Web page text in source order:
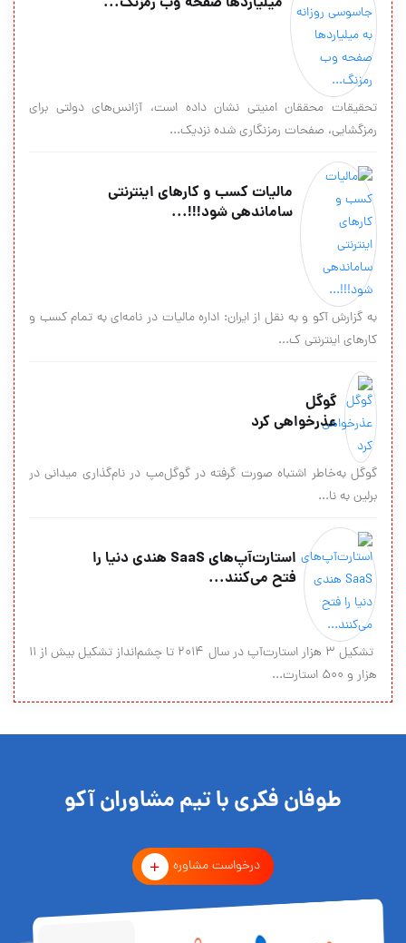
تحقیقات محققان امنیتی نشان داده است، آژانس‌های دولتی برای
رمزگشایی، صفحات رمزنگاری شده نزدیک...
مالیات کسب و کارهای اینترنتی
ساماندهی شود!!!...
به گزارش آکو و به نقل از ایران: اداره مالیات در نامه‌ای به تمام کسب و
کارهای اینترنتی ک...
گوگل
عذرخواهی کرد
گوگل به‌خاطر اشتباه صورت‌ گرفته در گوگل‌مپ در نام‌گذاری میدانی در
برلین به نا...
استارت‌آپ‌های SaaS هندی دنیا را
فتح می‌کنند...
تشکیل ۳ هزار استارت‌آپ در سال ۲۰۱۴ تا چشم‌انداز تشکیل بیش از ۱۱
هزار و ۵۰۰ استارت...
طوفان فکری با تیم مشاوران آکو
درخواست مشاوره